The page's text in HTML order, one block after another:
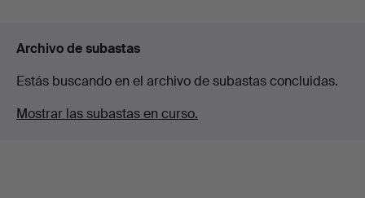
Archivo de subastas
Estás buscando en el archivo de subastas concluidas.
Mostrar las subastas en curso.